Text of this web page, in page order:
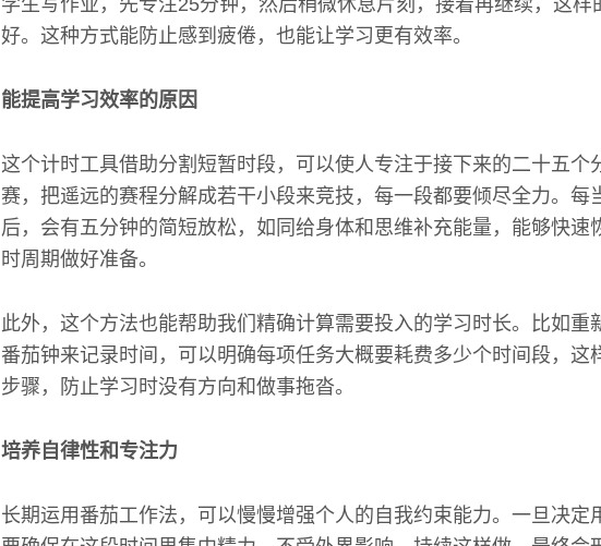
学生写作业，先专注25分钟，然后稍微休息片刻，接着再继续，这样
好。这种方式能防止感到疲倦，也能让学习更有效率。
能提高学习效率的原因
这个计时工具借助分割短暂时段，可以使人专注于接下来的二十五个
赛，把遥远的赛程分解成若干小段来竞技，每一段都要倾尽全力。每
后，会有五分钟的简短放松，如同给身体和思维补充能量，能够快速
时周期做好准备。
此外，这个方法也能帮助我们精确计算需要投入的学习时长。比如重
番茄钟来记录时间，可以明确每项任务大概要耗费多少个时间段，这
步骤，防止学习时没有方向和做事拖沓。
培养自律性和专注力
长期运用番茄工作法，可以慢慢增强个人的自我约束能力。一旦决定